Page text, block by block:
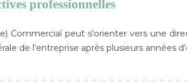
professionnelles
Commercial peut s’orienter vers une
de l’entreprise après plusieurs années